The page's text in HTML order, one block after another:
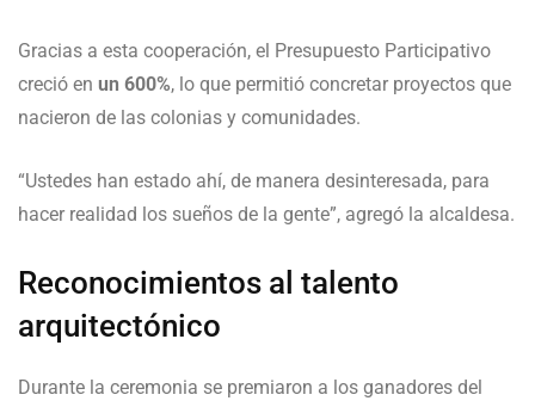
Gracias a esta cooperación, el Presupuesto Participativo
creció en un 600%, lo que permitió concretar proyectos que
nacieron de las colonias y comunidades.
“Ustedes han estado ahí, de manera desinteresada, para
hacer realidad los sueños de la gente”, agregó la alcaldesa.
Reconocimientos al talento
arquitectónico
Durante la ceremonia se premiaron a los ganadores del